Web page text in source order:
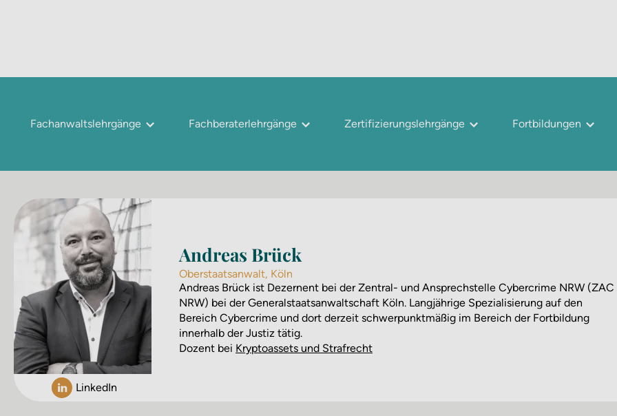
Fachanwaltslehrgänge Fachberaterlehrgänge Zertifizierungslehrgänge Fortbildungen
LinkedIn
Andreas Brück
Oberstaatsanwalt, Köln
Andreas Brück ist Dezernent bei der Zentral- und Ansprechstelle Cybercrime NRW (ZAC
NRW) bei der Generalstaatsanwaltschaft Köln. Langjährige Spezialisierung auf den
Bereich Cybercrime und dort derzeit schwerpunktmäßig im Bereich der Fortbildung
innerhalb der Justiz tätig.
Dozent bei Kryptoassets und Strafrecht